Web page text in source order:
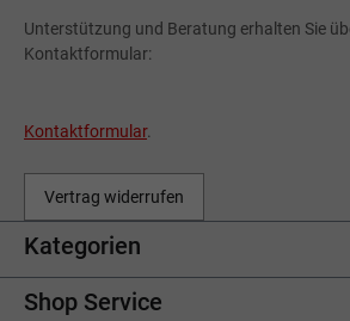
Unterstützung und Beratung erhalten Sie
Kontaktformular:
Kontaktformular.
Vertrag widerrufen
Kategorien
Shop Service